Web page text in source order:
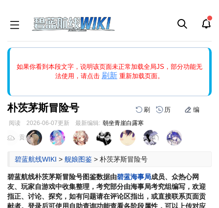
如果你看到本段文字，说明该页面未正常加载全局JS，部分功能无
法使用，请点击 刷新 重新加载页面。
能中的刷新按钮清除页面缓存并刷新，如果还有问题，请多尝试几
朴茨茅斯冒险号 刷 历 编
阅读 2026-06-07更新 最新编辑: 朝坐青崖白露寒
跳跳
页面贡献者 :
碧蓝航线WIKI > 舰娘图鉴 > 朴茨茅斯冒险号
碧蓝航线朴茨茅斯冒险号图鉴数据由碧蓝海事局成员、众热心网
友、玩家自游戏中收集整理，考究部分由海事局考究组编写，欢迎
指正、讨论、探究，如有问题请在评论区指出，或直接联系页面贡
献者。登录后可使用自助查询功能查看各阶段属性，可以上传对应